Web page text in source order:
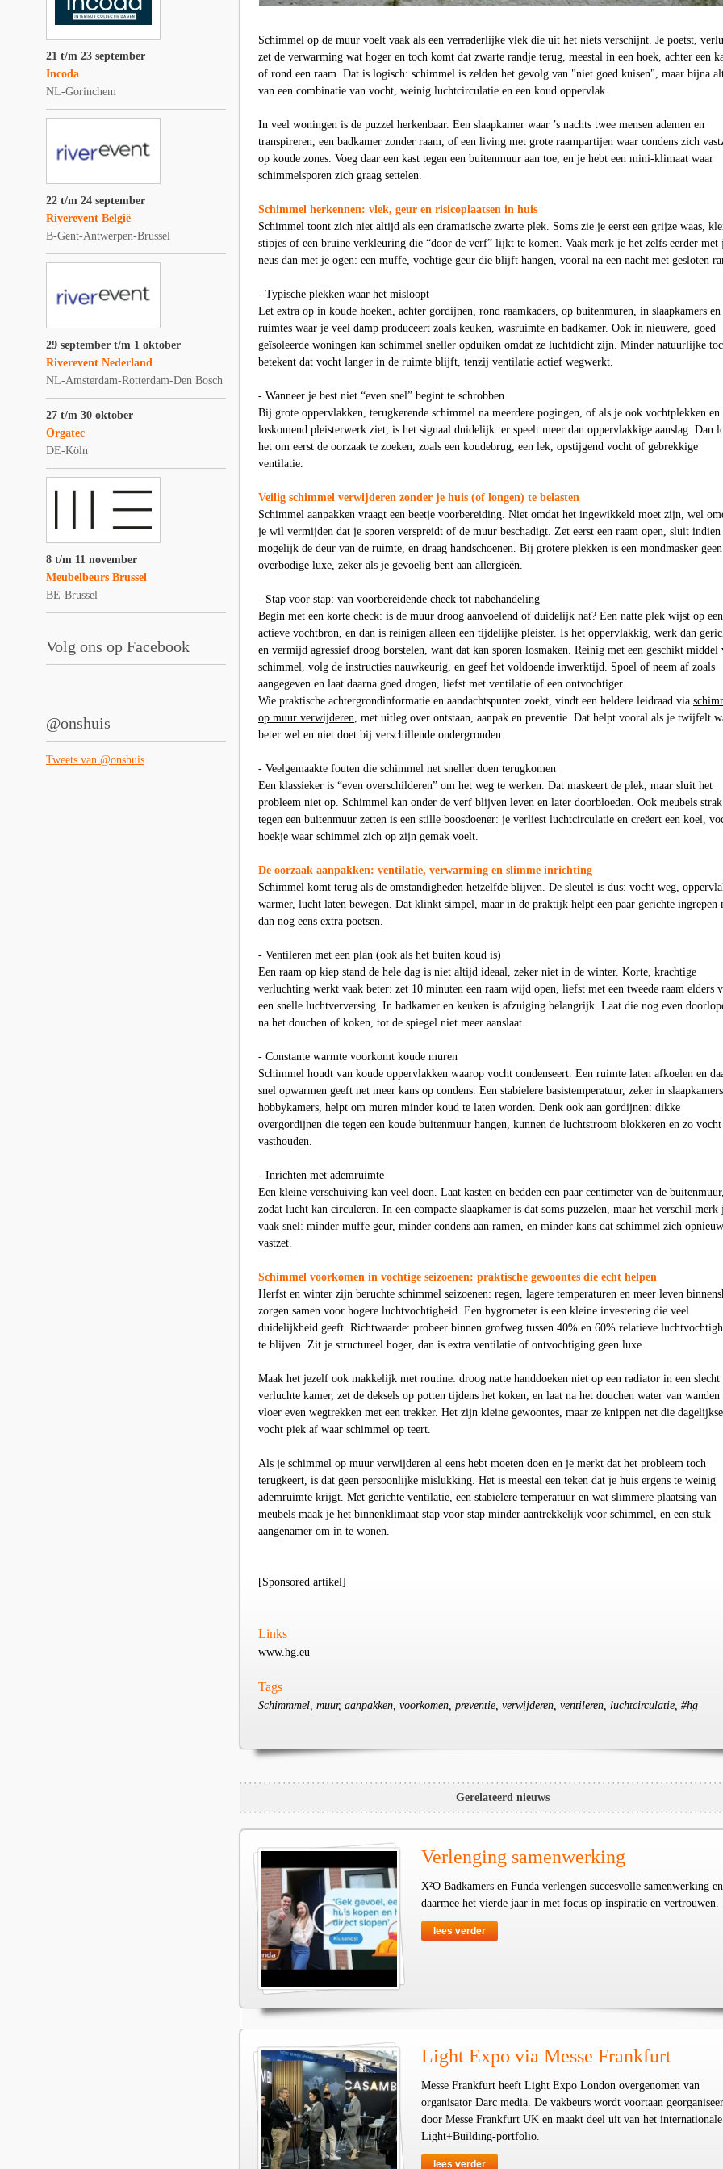
21 t/m 23 september
Incoda
NL-Gorinchem
22 t/m 24 september
Riverevent België
B-Gent-Antwerpen-Brussel
29 september t/m 1 oktober
Riverevent Nederland
NL-Amsterdam-Rotterdam-Den Bosch
27 t/m 30 oktober
Orgatec
DE-Köln
8 t/m 11 november
Meubelbeurs Brussel
BE-Brussel
Volg ons op Facebook
@onshuis
Tweets van @onshuis
Schimmel op de muur voelt vaak als een verraderlijke vlek die uit het niets verschijnt. Je poetst,
zet de verwarming wat hoger en toch komt dat zwarte randje terug, meestal in een hoek, achter een
of rond een raam. Dat is logisch: schimmel is zelden het gevolg van "niet goed kuisen", maar bijna
van een combinatie van vocht, weinig luchtcirculatie en een koud oppervlak.
In veel woningen is de puzzel herkenbaar. Een slaapkamer waar ’s nachts twee mensen ademen en
transpireren, een badkamer zonder raam, of een living met grote raampartijen waar condens zich
op koude zones. Voeg daar een kast tegen een buitenmuur aan toe, en je hebt een mini-klimaat waar
schimmelsporen zich graag settelen.
Schimmel herkennen: vlek, geur en risicoplaatsen in huis
Schimmel toont zich niet altijd als een dramatische zwarte plek. Soms zie je eerst een grijze waas,
stipjes of een bruine verkleuring die “door de verf” lijkt te komen. Vaak merk je het zelfs eerder met
neus dan met je ogen: een muffe, vochtige geur die blijft hangen, vooral na een nacht met gesloten
- Typische plekken waar het misloopt
Let extra op in koude hoeken, achter gordijnen, rond raamkaders, op buitenmuren, in slaapkamers
ruimtes waar je veel damp produceert zoals keuken, wasruimte en badkamer. Ook in nieuwere, goed
geïsoleerde woningen kan schimmel sneller opduiken omdat ze luchtdicht zijn. Minder natuurlijke
betekent dat vocht langer in de ruimte blijft, tenzij ventilatie actief wegwerkt.
- Wanneer je best niet “even snel” begint te schrobben
Bij grote oppervlakken, terugkerende schimmel na meerdere pogingen, of als je ook vochtplekken en
loskomend pleisterwerk ziet, is het signaal duidelijk: er speelt meer dan oppervlakkige aanslag. Dan
het om eerst de oorzaak te zoeken, zoals een koudebrug, een lek, opstijgend vocht of gebrekkige
ventilatie.
Veilig schimmel verwijderen zonder je huis (of longen) te belasten
Schimmel aanpakken vraagt een beetje voorbereiding. Niet omdat het ingewikkeld moet zijn, wel
je wil vermijden dat je sporen verspreidt of de muur beschadigt. Zet eerst een raam open, sluit indien
mogelijk de deur van de ruimte, en draag handschoenen. Bij grotere plekken is een mondmasker geen
overbodige luxe, zeker als je gevoelig bent aan allergieën.
- Stap voor stap: van voorbereidende check tot nabehandeling
Begin met een korte check: is de muur droog aanvoelend of duidelijk nat? Een natte plek wijst op een
actieve vochtbron, en dan is reinigen alleen een tijdelijke pleister. Is het oppervlakkig, werk dan
en vermijd agressief droog borstelen, want dat kan sporen losmaken. Reinig met een geschikt middel
schimmel, volg de instructies nauwkeurig, en geef het voldoende inwerktijd. Spoel of neem af zoals
aangegeven en laat daarna goed drogen, liefst met ventilatie of een ontvochtiger.
Wie praktische achtergrondinformatie en aandachtspunten zoekt, vindt een heldere leidraad via
op muur verwijderen, met uitleg over ontstaan, aanpak en preventie. Dat helpt vooral als je twijfelt
beter wel en niet doet bij verschillende ondergronden.
- Veelgemaakte fouten die schimmel net sneller doen terugkomen
Een klassieker is “even overschilderen” om het weg te werken. Dat maskeert de plek, maar sluit het
probleem niet op. Schimmel kan onder de verf blijven leven en later doorbloeden. Ook meubels strak
tegen een buitenmuur zetten is een stille boosdoener: je verliest luchtcirculatie en creëert een koel,
hoekje waar schimmel zich op zijn gemak voelt.
De oorzaak aanpakken: ventilatie, verwarming en slimme inrichting
Schimmel komt terug als de omstandigheden hetzelfde blijven. De sleutel is dus: vocht weg,
warmer, lucht laten bewegen. Dat klinkt simpel, maar in de praktijk helpt een paar gerichte ingrepen
dan nog eens extra poetsen.
- Ventileren met een plan (ook als het buiten koud is)
Een raam op kiep stand de hele dag is niet altijd ideaal, zeker niet in de winter. Korte, krachtige
verluchting werkt vaak beter: zet 10 minuten een raam wijd open, liefst met een tweede raam elders
een snelle luchtverversing. In badkamer en keuken is afzuiging belangrijk. Laat die nog even
na het douchen of koken, tot de spiegel niet meer aanslaat.
- Constante warmte voorkomt koude muren
Schimmel houdt van koude oppervlakken waarop vocht condenseert. Een ruimte laten afkoelen en
snel opwarmen geeft net meer kans op condens. Een stabielere basistemperatuur, zeker in
hobbykamers, helpt om muren minder koud te laten worden. Denk ook aan gordijnen: dikke
overgordijnen die tegen een koude buitenmuur hangen, kunnen de luchtstroom blokkeren en zo vocht
vasthouden.
- Inrichten met ademruimte
Een kleine verschuiving kan veel doen. Laat kasten en bedden een paar centimeter van de buitenmuur,
zodat lucht kan circuleren. In een compacte slaapkamer is dat soms puzzelen, maar het verschil merk
vaak snel: minder muffe geur, minder condens aan ramen, en minder kans dat schimmel zich opnieuw
vastzet.
Schimmel voorkomen in vochtige seizoenen: praktische gewoontes die echt helpen
Herfst en winter zijn beruchte schimmel seizoenen: regen, lagere temperaturen en meer leven
zorgen samen voor hogere luchtvochtigheid. Een hygrometer is een kleine investering die veel
duidelijkheid geeft. Richtwaarde: probeer binnen grofweg tussen 40% en 60% relatieve
te blijven. Zit je structureel hoger, dan is extra ventilatie of ontvochtiging geen luxe.
Maak het jezelf ook makkelijk met routine: droog natte handdoeken niet op een radiator in een slecht
verluchte kamer, zet de deksels op potten tijdens het koken, en laat na het douchen water van wanden
vloer even wegtrekken met een trekker. Het zijn kleine gewoontes, maar ze knippen net die dagelijkse
vocht piek af waar schimmel op teert.
Als je schimmel op muur verwijderen al eens hebt moeten doen en je merkt dat het probleem toch
terugkeert, is dat geen persoonlijke mislukking. Het is meestal een teken dat je huis ergens te weinig
ademruimte krijgt. Met gerichte ventilatie, een stabielere temperatuur en wat slimmere plaatsing van
meubels maak je het binnenklimaat stap voor stap minder aantrekkelijk voor schimmel, en een stuk
aangenamer om in te wonen.
[Sponsored artikel]
Links
www.hg.eu
Tags
Schimmmel, muur, aanpakken, voorkomen, preventie, verwijderen, ventileren, luchtcirculatie, #hg
Gerelateerd nieuws
Verlenging samenwerking
X²O Badkamers en Funda verlengen succesvolle samenwerking
daarmee het vierde jaar in met focus op inspiratie en vertrouwen.
lees verder
Light Expo via Messe Frankfurt
Messe Frankfurt heeft Light Expo London overgenomen van
organisator Darc media. De vakbeurs wordt voortaan
door Messe Frankfurt UK en maakt deel uit van het internationale
Light+Building-portfolio.
lees verder